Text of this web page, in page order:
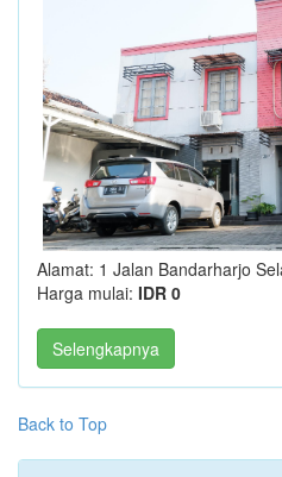
Alamat: 1 Jalan Bandarharjo
Harga mulai: IDR 0
Selengkapnya
Back to Top